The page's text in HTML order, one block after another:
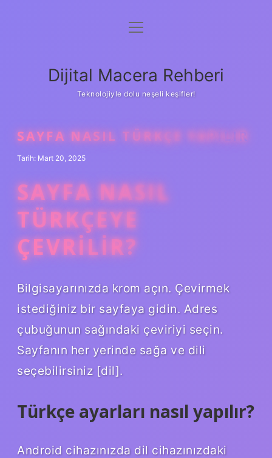
Anasayfa
Yasal Uyarı
menüyü
Dijital Macera Rehberi
Teknolojiyle dolu neşeli keşifler!
SAYFA NASIL TÜRKÇE YAPILIR
Tarih: Mart 20, 2025
SAYFA NASIL
TÜRKÇEYE
ÇEVRILIR?
Bilgisayarınızda krom açın. Çevirmek
istediğiniz bir sayfaya gidin. Adres
çubuğunun sağındaki çeviriyi seçin.
Sayfanın her yerinde sağa ve dili
seçebilirsiniz [dil].
Türkçe ayarları nasıl yapılır?
Android cihazınızda dil cihazınızdaki